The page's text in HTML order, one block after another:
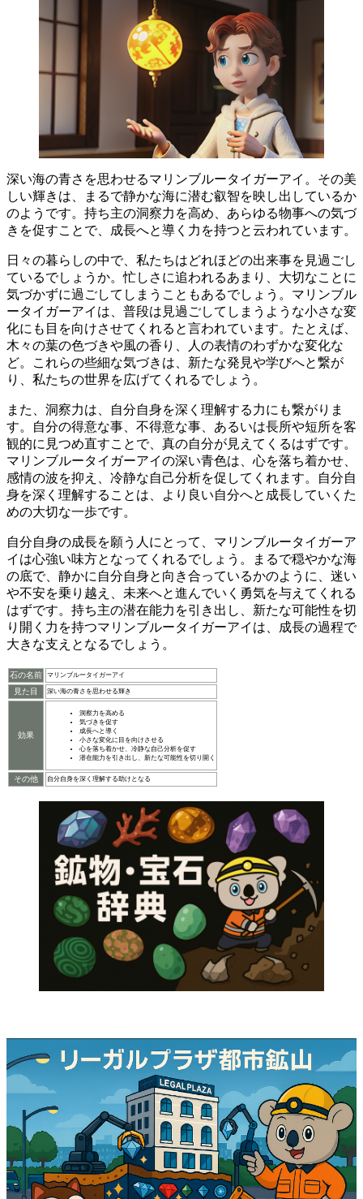
深い海の青さを思わせるマリンブルータイガーアイ。その美
しい輝きは、まるで静かな海に潜む叡智を映し出しているか
のようです。 持ち主の洞察力を高め、あらゆる物事への気づ
きを促すことで、成長へと導く力を持つと云われています。
日々の暮らしの中で、私たちはどれほどの出来事を見過ごし
ているでしょうか。忙しさに追われるあまり、大切なことに
気づかずに過ごしてしまうこともあるでしょう。マリンブル
ータイガーアイは、 普段は見過ごしてしまうような小さな変
化にも目を向けさせてくれる と言われています。たとえば、
木々の葉の色づきや風の香り、人の表情のわずかな変化な
ど。これらの些細な気づきは、新たな発見や学びへと繋が
り、私たちの世界を広げてくれるでしょう。
また、 洞察力は、自分自身を深く理解する力にも繋がりま
す。自分の得意な事、不得意な事、あるいは長所や短所を客
観的に見つめ直すことで、真の自分が見えてくるはずです。
マリンブルータイガーアイの深い青色は、心を落ち着かせ、
感情の波を抑え、冷静な自己分析を促してくれます。自分自
身を深く理解することは、
より良い自分へと成長していくた
めの大切な一歩です。
自分自身の成長を願う人にとって、マリンブルータイガーア
イは心強い味方となってくれるでしょう。まるで穏やかな海
の底で、静かに自分自身と向き合っているかのように、迷い
や不安を乗り越え、未来へと進んでいく勇気を与えてくれる
はずです。持ち主の潜在能力を引き出し、新たな可能性を切
り開く力を持つマリンブルータイガーアイは、成長の過程で
大きな支えとなるでしょう。
石の名前 マリンブルータイガーアイ
見た目 深い海の青さを思わせる輝き
効果
洞察力を高める
気づきを促す
成長へと導く
小さな変化に目を向けさせる
心を落ち着かせ、冷静な自己分析を促す
潜在能力を引き出し、新たな可能性を切り開く
その他 自分自身を深く理解する助けとなる